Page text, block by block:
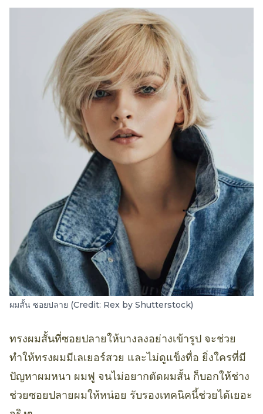
ผมสั้น ซอยปลาย (Credit: Rex by Shutterstock)
ทรงผมสั้นที่ซอยปลายให้บางลงอย่างเข้ารูป จะช่วย
ทำให้ทรงผมมีเลเยอร์สวย และไม่ดูแข็งทื่อ ยิ่งใครที่มี
ปัญหาผมหนา ผมฟู จนไม่อยากตัดผมสั้น ก็บอกให้ช่าง
ช่วยซอยปลายผมให้หน่อย รับรองเทคนิคนี้ช่วยได้เยอะ